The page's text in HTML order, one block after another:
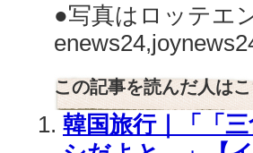
●写真はロッテエ
この記事を読んだ人は
韓国旅行｜「「